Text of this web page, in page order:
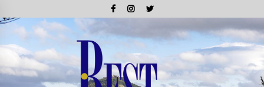
to
content